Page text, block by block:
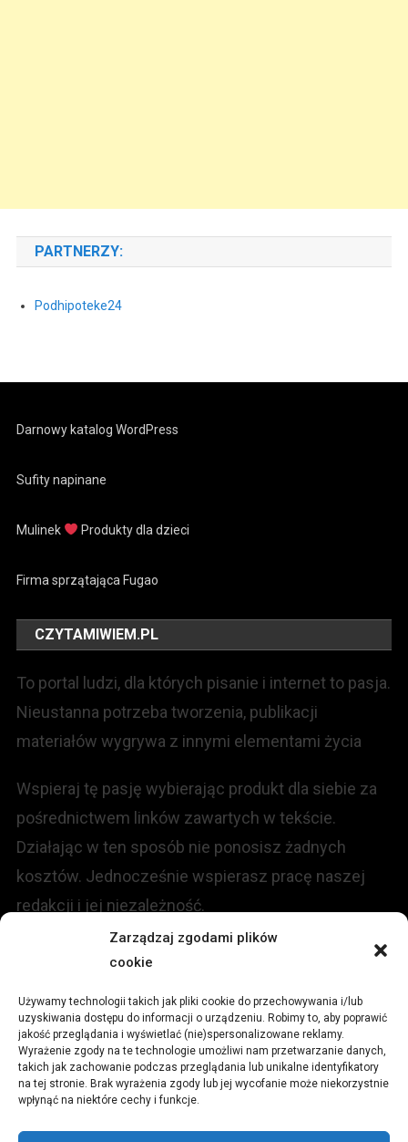
Zarządzaj zgodami plików
cookie
Używamy technologii takich jak pliki cookie do przechowywania i/lub
uzyskiwania dostępu do informacji o urządzeniu. Robimy to, aby poprawić
jakość przeglądania i wyświetlać (nie)spersonalizowane reklamy.
Wyrażenie zgody na te technologie umożliwi nam przetwarzanie danych,
takich jak zachowanie podczas przeglądania lub unikalne identyfikatory
na tej stronie. Brak wyrażenia zgody lub jej wycofanie może niekorzystnie
wpłynąć na niektóre cechy i funkcje.
PARTNERZY:
Podhipoteke24
Darnowy katalog WordPress
Sufity napinane
Mulinek Produkty dla dzieci
Firma sprzątająca Fugao
CZYTAMIWIEM.PL
To portal ludzi, dla których pisanie i internet to pasja.
Nieustanna potrzeba tworzenia, publikacji
materiałów wygrywa z innymi elementami życia
Wspieraj tę pasję wybierając produkt dla siebie za
pośrednictwem linków zawartych w tekście.
Działając w ten sposób nie ponosisz żadnych
kosztów. Jednocześnie wspierasz pracę naszej
redakcji i jej niezależność.
Redakcja portalu:
ul.Stara 13, 42-600 Tarnowskie Góry
TEL:+48 509 547 822